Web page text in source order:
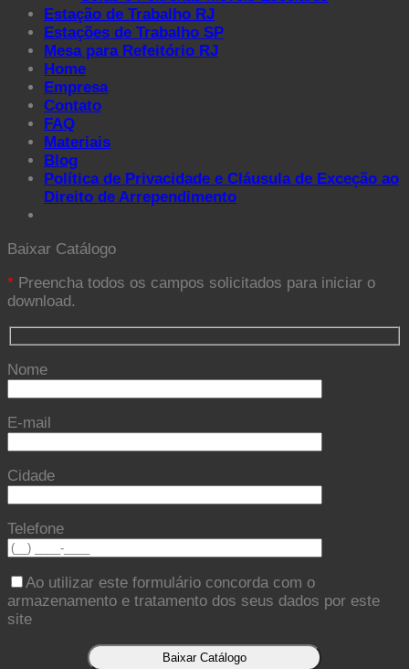
Estação de Trabalho RJ
Estações de Trabalho SP
Mesa para Refeitório RJ
Home
Empresa
Contato
FAQ
Materiais
Blog
Política de Privacidade e Cláusula de Exceção ao
Direito de Arrependimento
Baixar Catálogo
* Preencha todos os campos solicitados para iniciar o
download.
Nome
E-mail
Cidade
Telefone
Ao utilizar este formulário concorda com o
armazenamento e tratamento dos seus dados por este
site